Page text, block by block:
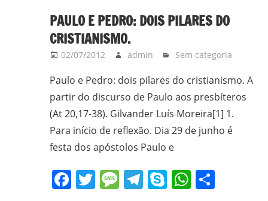
PAULO E PEDRO: DOIS PILARES DO
CRISTIANISMO.
02/07/2012 admin Sem categoria
Paulo e Pedro: dois pilares do cristianismo. A
partir do discurso de Paulo aos presbíteros
(At 20,17-38). Gilvander Luís Moreira[1] 1.
Para início de reflexão. Dia 29 de junho é
festa dos apóstolos Paulo e
Facebook
Twitter
Message
Telegram
SkypeShare